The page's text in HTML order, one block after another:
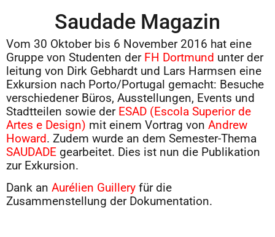
Saudade Magazin
Vom 30 Oktober bis 6 November 2016 hat eine
Gruppe von Studenten der FH Dortmund unter der
leitung von Dirk Gebhardt und Lars Harmsen eine
Exkursion nach Porto/Portugal gemacht: Besuche
verschiedener Büros, Ausstellungen, Events und
Stadtteilen sowie der ESAD (Escola Superior de
Artes e Design) mit einem Vortrag von Andrew
Howard. Zudem wurde an dem Semester-Thema
SAUDADE gearbeitet. Dies ist nun die Publikation
zur Exkursion.
Dank an Aurélien Guillery für die
Zusammenstellung der Dokumentation.